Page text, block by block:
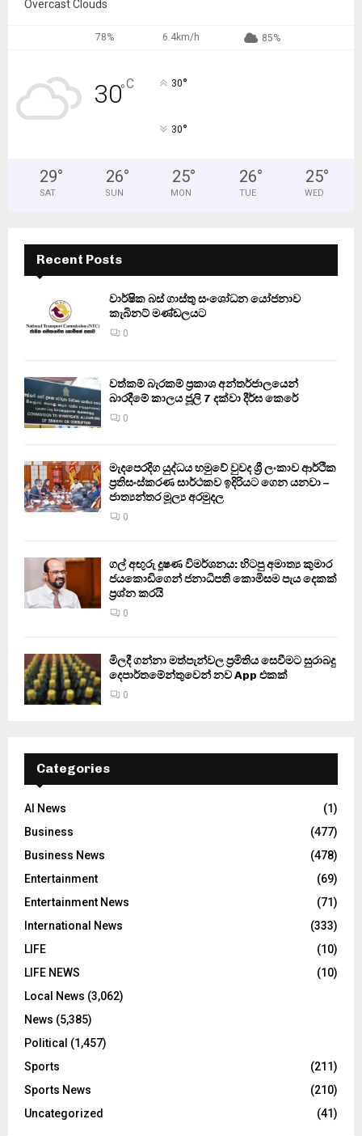
Overcast Clouds
78% 6.4km/h 85%
30°C 30°
30°
29°
SAT
26°
SUN
25°
MON
26°
TUE
25°
WED
Recent Posts
වාර්ෂික බස් ගාස්තු සංශෝධන යෝජනාව
කැබිනට් මණ්ඩලයට
0
වත්කම් බැරකම් ප්‍රකාශ අන්තර්ජාලයෙන්
බාරදීමේ කාලය ජූලි 7 දක්වා දීර්ඝ කෙරේ
0
මැදපෙරදිග යුද්ධය හමුවේ වුවද ශ්‍රී ලංකාව ආර්ථික
ප්‍රතිසංස්කරණ සාර්ථකව ඉදිරියට ගෙන යනවා –
ජාත්‍යන්තර මූල්‍ය අරමුදල
0
ගල් අඟුරු දූෂණ විමර්ශනය: හිටපු අමාත්‍ය කුමාර
ජයකොඩිගෙන් ජනාධිපති කොමිසම පැය දෙකක්
ප්‍රශ්න කරයි
0
මිලදී ගන්නා මත්පැන්වල ප්‍රමිතිය සෙවීමට සුරාබදු
දෙපාර්තමේන්තුවෙන් නව App එකක්
0
Categories
AI News
(1)
Business
(477)
Business News
(478)
Entertainment
(69)
Entertainment News
(71)
International News
(333)
LIFE
(10)
LIFE NEWS
(10)
Local News (3,062)
News (5,385)
Political (1,457)
Sports
(211)
Sports News
(210)
Uncategorized
(41)